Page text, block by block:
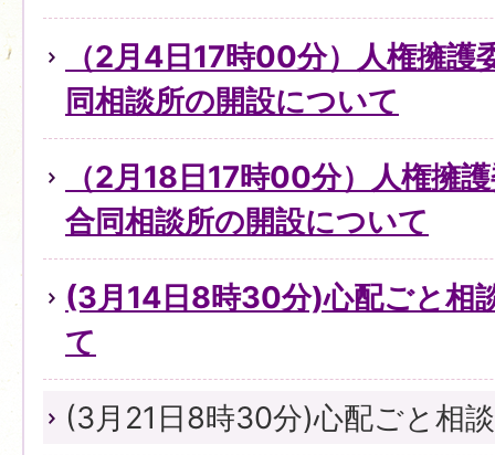
（2月4日17時00分）人権擁護
同相談所の開設について
（2月18日17時00分）人権擁
合同相談所の開設について
(3月14日8時30分)心配ごと相
て
(3月21日8時30分)心配ごと相